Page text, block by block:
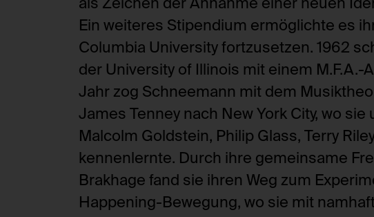
als Zeichen der Annahme einer neuen
Ein weiteres Stipendium ermöglichte es
Columbia University fortzusetzen. 1962
der University of Illinois mit einem M.F.A.-
Jahr zog Schneemann mit dem
James Tenney nach New York City, wo sie
Malcolm Goldstein, Philip Glass, Terry
kennenlernte. Durch ihre gemeinsame
Brakhage fand sie ihren Weg zum
Happening-Bewegung, wo sie mit